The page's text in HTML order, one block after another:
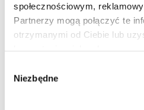
społecznościowym,
Partnerzy mogą połączyć te
otrzymanymi od Ciebie lub
zgody
Niezbędne
Pillion
konwencje w jazdę bez trzymanki.
zabawny, a humor — tak
Colinowi (Melling) swój numer